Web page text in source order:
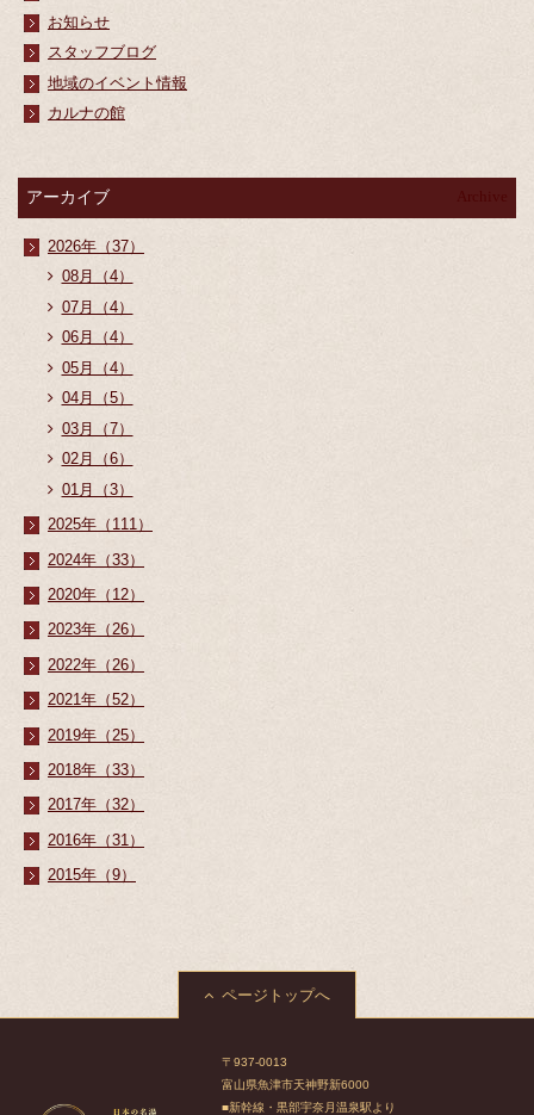
お知らせ
スタッフブログ
地域のイベント情報
カルナの館
アーカイブ
2026年（37）
08月（4）
07月（4）
06月（4）
05月（4）
04月（5）
03月（7）
02月（6）
01月（3）
2025年（111）
2024年（33）
2020年（12）
2023年（26）
2022年（26）
2021年（52）
2019年（25）
2018年（33）
2017年（32）
2016年（31）
2015年（9）
ページトップへ
〒937-0013
富山県魚津市天神野新6000
■新幹線・黒部宇奈月温泉駅より